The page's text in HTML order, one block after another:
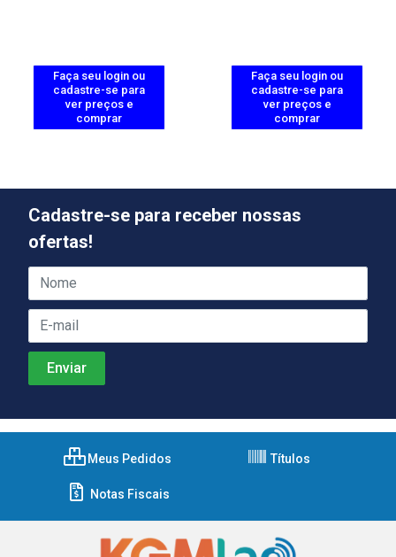
Faça seu login ou
cadastre-se para
ver preços e
comprar
Faça seu login ou
cadastre-se para
ver preços e
comprar
Cadastre-se para receber nossas
ofertas!
Meus Pedidos Títulos
Notas Fiscais